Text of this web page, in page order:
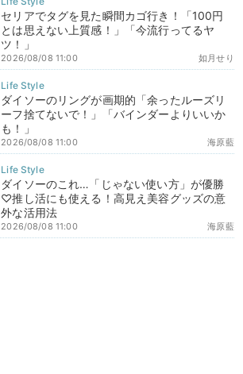
セリアでタグを見た瞬間カゴ行き！「100円
とは思えない上質感！」「今流行ってるヤ
ツ！」
如月せり
2026/08/08 11:00
ダイソーのリングが画期的「余ったルーズリ
ーフ捨てないで！」「バインダーよりいいか
も！」
海原藍
2026/08/08 11:00
ダイソーのこれ…「じゃない使い方」が優勝
♡推し活にも使える！高見え美容グッズの意
外な活用法
海原藍
2026/08/08 11:00